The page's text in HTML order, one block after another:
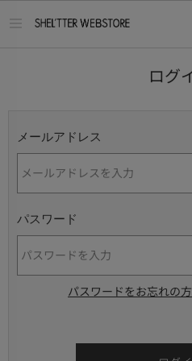
ログ
メールアドレス
パスワード
パスワードをお忘れの